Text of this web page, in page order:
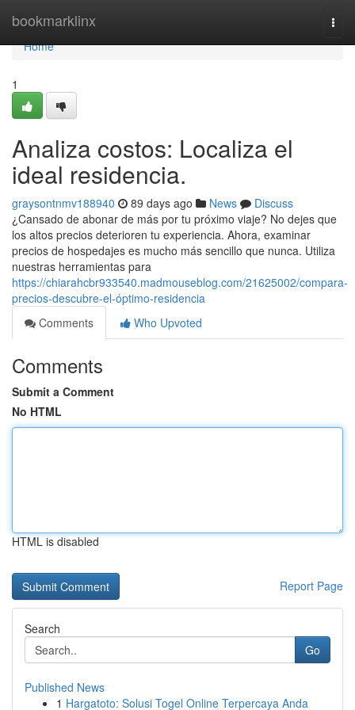
bookmarklinx
Home
Home
1
Analiza costos: Localiza el
ideal residencia.
graysontnmv188940 89 days ago News
Discuss
¿Cansado de abonar de más por tu próximo viaje? No dejes que
los altos precios deterioren tu experiencia. Ahora, examinar
precios de hospedajes es mucho más sencillo que nunca. Utiliza
nuestras herramientas para
https://chiarahcbr933540.madmouseblog.com/21625002/compara-
precios-descubre-el-óptimo-residencia
Comments
Who Upvoted
Comments
Submit a Comment
No HTML
HTML is disabled
Report Page
Search
Go
Published News
1 Hargatoto: Solusi Togel Online Terpercaya Anda